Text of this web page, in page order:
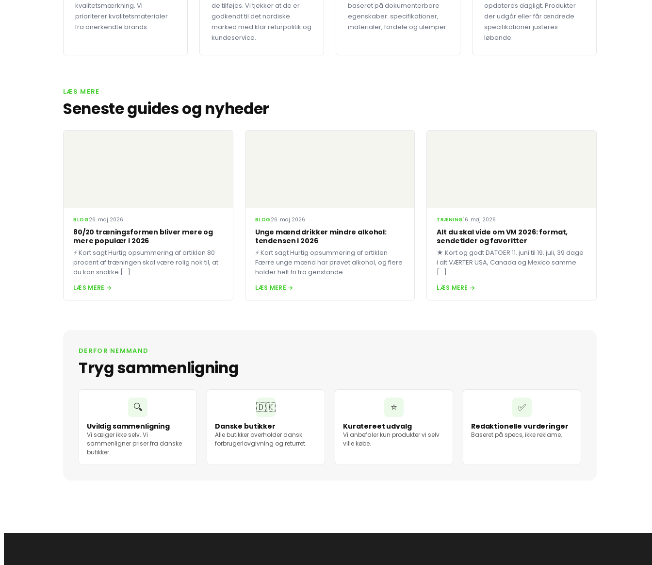
kvalitetsmærkning. Vi
prioriterer kvalitetsmaterialer
fra anerkendte brands.
de tilføjes. Vi tjekker at de er
godkendt til det nordiske
marked med klar returpolitik og
kundeservice.
baseret på dokumenterbare
egenskaber: specifikationer,
materialer, fordele og ulemper.
opdateres dagligt. Produkter
der udgår eller får ændrede
specifikationer justeres
løbende.
LÆS MERE
Seneste guides og nyheder
BLOG26. maj 2026
80/20 træningsformen bliver mere og
mere populær i 2026
⚡ Kort sagt Hurtig opsummering af artiklen 80
procent af træningen skal være rolig nok til, at
du kan snakke […]
LÆS MERE →
BLOG 26. maj 2026
Unge mænd drikker mindre alkohol:
tendensen i 2026
⚡ Kort sagt Hurtig opsummering af artiklen
Færre unge mænd har prøvet alkohol, og flere
holder helt fri fra genstande...
LÆS MERE →
TRÆNING16. maj 2026
Alt du skal vide om VM 2026: format,
sendetider og favoritter
★ Kort og godt DATOER 11. juni til 19. juli, 39 dage
i alt VÆRTER USA, Canada og Mexico samme
[…]
LÆS MERE →
DERFOR NEMMAND
Tryg sammenligning
🔍
Uvildig sammenligning
Vi sælger ikke selv. Vi
sammenligner priser fra danske
butikker.
🇩🇰
Danske butikker
Alle butikker overholder dansk
forbrugerlovgivning og returret.
⭐
Kuratereet udvalg
Vi anbefaler kun produkter vi selv
ville købe.
✅
Redaktionelle vurderinger
Baseret på specs, ikke reklame.